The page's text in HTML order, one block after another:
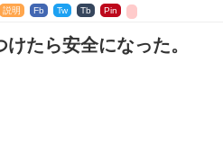
説明 Fb Tw Tb Pin
たら安全になった。